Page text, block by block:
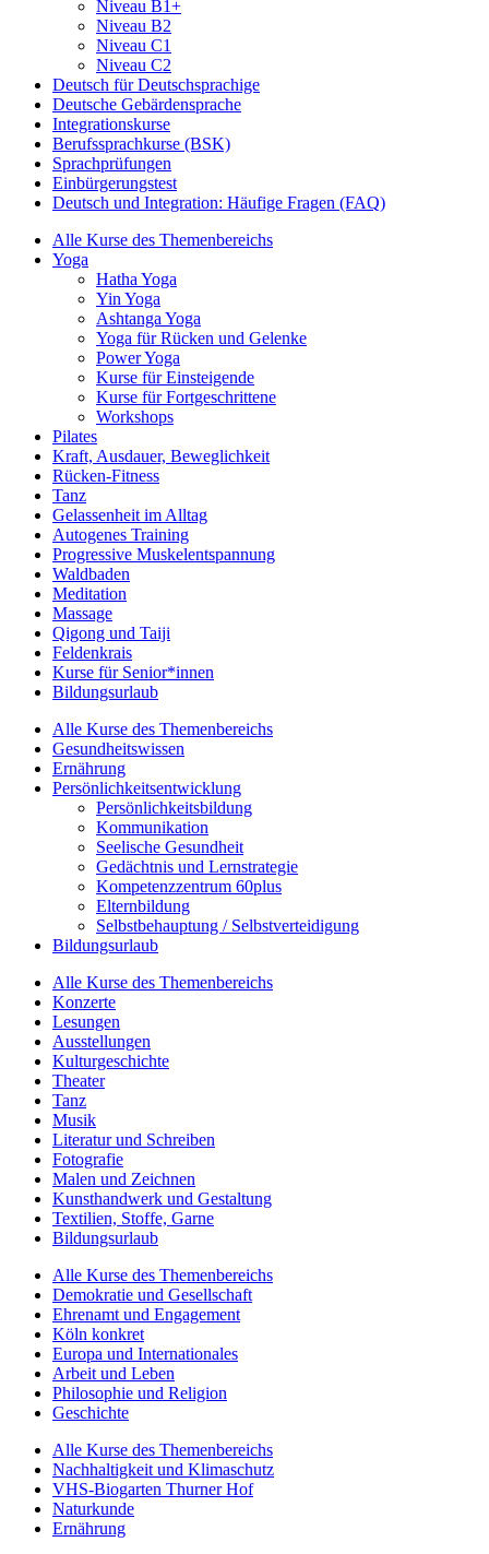
Niveau B1+
Niveau B2
Niveau C1
Niveau C2
Deutsch für Deutschsprachige
Deutsche Gebärdensprache
Integrationskurse
Berufssprachkurse (BSK)
Sprachprüfungen
Einbürgerungstest
Deutsch und Integration: Häufige Fragen (FAQ)
Alle Kurse des Themenbereichs
Yoga
Hatha Yoga
Yin Yoga
Ashtanga Yoga
Yoga für Rücken und Gelenke
Power Yoga
Kurse für Einsteigende
Kurse für Fortgeschrittene
Workshops
Pilates
Kraft, Ausdauer, Beweglichkeit
Rücken-Fitness
Tanz
Gelassenheit im Alltag
Autogenes Training
Progressive Muskelentspannung
Waldbaden
Meditation
Massage
Qigong und Taiji
Feldenkrais
Kurse für Senior*innen
Bildungsurlaub
Alle Kurse des Themenbereichs
Gesundheitswissen
Ernährung
Persönlichkeitsentwicklung
Persönlichkeitsbildung
Kommunikation
Seelische Gesundheit
Gedächtnis und Lernstrategie
Kompetenzzentrum 60plus
Elternbildung
Selbstbehauptung / Selbstverteidigung
Bildungsurlaub
Alle Kurse des Themenbereichs
Konzerte
Lesungen
Ausstellungen
Kulturgeschichte
Theater
Tanz
Musik
Literatur und Schreiben
Fotografie
Malen und Zeichnen
Kunsthandwerk und Gestaltung
Textilien, Stoffe, Garne
Bildungsurlaub
Alle Kurse des Themenbereichs
Demokratie und Gesellschaft
Ehrenamt und Engagement
Köln konkret
Europa und Internationales
Arbeit und Leben
Philosophie und Religion
Geschichte
Alle Kurse des Themenbereichs
Nachhaltigkeit und Klimaschutz
VHS-Biogarten Thurner Hof
Naturkunde
Ernährung